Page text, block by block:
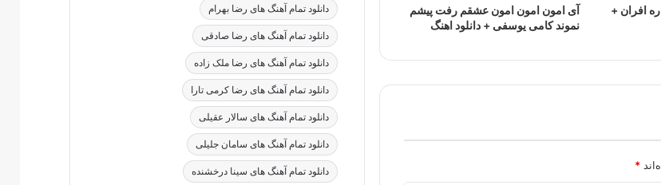
افران +
آی امون امون امون عشقم رفت پیشم
نموند کامی یوسفی + دانلود اهنگ
*
دانلود تمام آهنگ های رضا بهرام
دانلود تمام آهنگ های رضا صادقی
دانلود تمام آهنگ های رضا ملک زاده
دانلود تمام آهنگ های رضا کرمی تارا
دانلود تمام آهنگ های سالار عقیلی
دانلود تمام آهنگ های سامان جلیلی
دانلود تمام آهنگ های سینا درخشنده